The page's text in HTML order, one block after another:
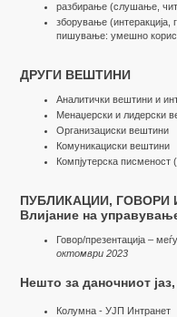
разбирање (слушање,
зборување (интеракција,
пишување: умешно
ДРУГИ ВЕШТИНИ
Аналитички вештини и
Менаџерски и лидерски
Организациски вештини
Комуникациски вештини
Компјутерска
ПУБЛИКАЦИИ, ГОВОРИ
Влијание на
Говор/презентација –
октомври 2023
Нешто за даночниот
Колумна - УЈП Интранет